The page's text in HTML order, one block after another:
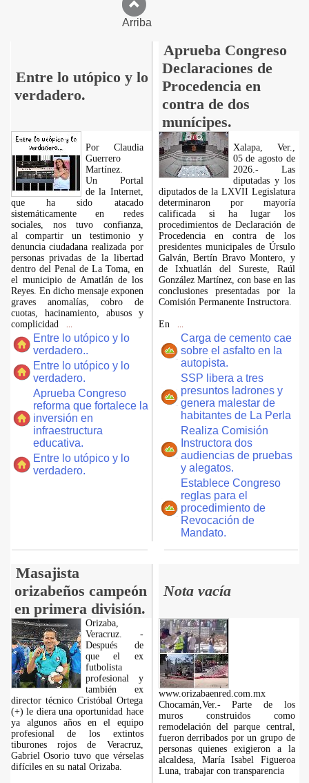
Arriba
Entre lo utópico y lo
verdadero.
Aprueba Congreso
Declaraciones de
Procedencia en
contra de dos
munícipes.
Por Claudia
Guerrero
Martínez.
​Un Portal
de la Internet,
que ha sido atacado
sistemáticamente en redes
sociales, nos tuvo confianza,
al compartir un testimonio y
denuncia ciudadana realizada por
personas privadas de la libertad
dentro del Penal de La Toma, en
el municipio de Amatlán de los
Reyes. En dicho mensaje exponen
graves anomalías, cobro de
cuotas, hacinamiento, abusos y
complicidad
Entre lo utópico y lo
verdadero..
Entre lo utópico y lo
verdadero.
Aprueba Congreso
reforma que fortalece la
inversión en
infraestructura
educativa.
Entre lo utópico y lo
verdadero.
Xalapa, Ver.,
05 de agosto de
2026.- Las
diputadas y los
diputados de la LXVII Legislatura
determinaron por mayoría
calificada si ha lugar los
procedimientos de Declaración de
Procedencia en contra de los
presidentes municipales de Úrsulo
Galván, Bertín Bravo Montero, y
de Ixhuatlán del Sureste, Raúl
González Martínez, con base en las
conclusiones presentadas por la
Comisión Permanente Instructora.
En
Carga de cemento cae
sobre el asfalto en la
autopista.
SSP libera a tres
presuntos ladrones y
genera malestar de
habitantes de La Perla
Realiza Comisión
Instructora dos
audiencias de pruebas
y alegatos.
Establece Congreso
reglas para el
procedimiento de
Revocación de
Mandato.
Masajista
orizabeños campeón
en primera división.
Nota vacía
Orizaba,
Veracruz. -
Después de
que el ex
futbolista
profesional y
también ex
director técnico Cristóbal Ortega
(+) le diera una oportunidad hace
ya algunos años en el equipo
profesional de los extintos
tiburones rojos de Veracruz,
Gabriel Osorio tuvo que vérselas
difíciles en su natal Orizaba.
www.orizabaenred.com.mx
Chocamán,Ver.- Parte de los
muros construidos como
remodelación del parque central,
fueron derribados por un grupo de
personas quienes exigieron a la
alcaldesa, María Isabel Figueroa
Luna, trabajar con transparencia